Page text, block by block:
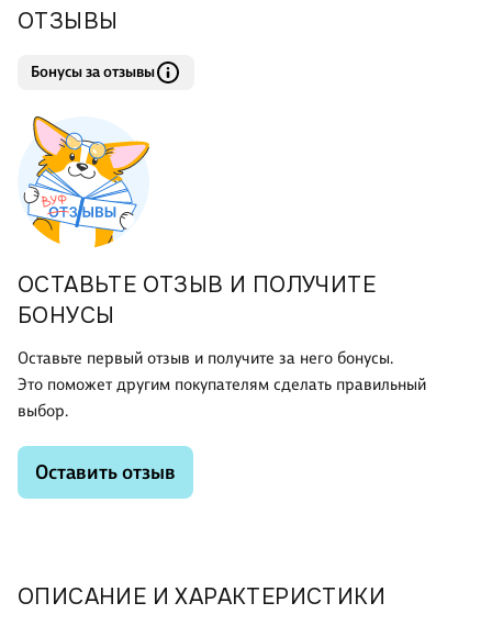
ОПИСАНИЕ И ХАРАКТЕРИСТИКИ
ОТЗЫВЫ
Бонусы за отзывы
ОСТАВЬТЕ ОТЗЫВ И ПОЛУЧИТЕ
БОНУСЫ
Оставьте первый отзыв и получите за него бонусы.
Это поможет другим покупателям сделать правильный
выбор.
Оставить отзыв